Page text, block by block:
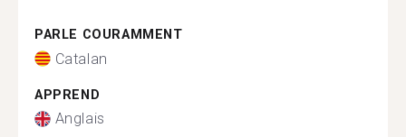
PARLE COURAMMENT
Catalan
APPREND
Anglais